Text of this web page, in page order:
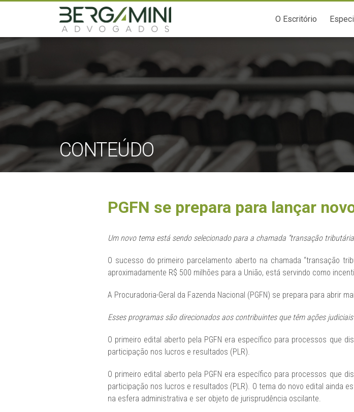
O Escritório
CONTEÚDO
PGFN se prepara para lançar
Um novo tema está sendo selecionado para a chamada “transação
O sucesso do primeiro parcelamento aberto na chamada “transação
aproximadamente R$ 500 milhões para a União, está servindo como
A Procuradoria-Geral da Fazenda Nacional (PGFN) se prepara para abrir
Esses programas são direcionados aos contribuintes que têm ações
O primeiro edital aberto pela PGFN era específico para processos que
participação nos lucros e resultados (PLR).
O primeiro edital aberto pela PGFN era específico para processos que
participação nos lucros e resultados (PLR). O tema do novo edital ainda
na esfera administrativa e ser objeto de jurisprudência oscilante.